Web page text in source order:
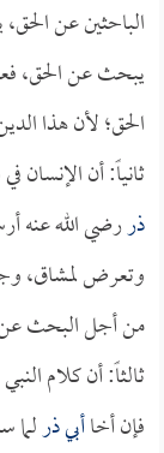
الباحثين عن
يبحث عن الحق،
الحق؛ لأن هذا
ثانياً: أن
ذررضي الله عنه
وتعرض لمشاق،
من أجل البحث عن
ثالثاً: أن كلام
فإن أخاأبي ذرلما